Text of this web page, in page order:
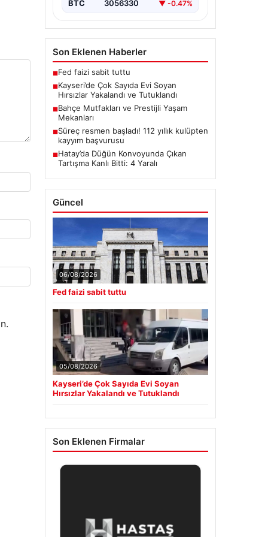
BTC 3056330 ▼ -0.47%
Son Eklenen Haberler
■Fed faizi sabit tuttu
■Kayseri’de Çok Sayıda Evi Soyan
Hırsızlar Yakalandı ve Tutuklandı
■Bahçe Mutfakları ve Prestijli Yaşam
Mekanları
■Süreç resmen başladı! 112 yıllık kulüpten
kayyım başvurusu
■Hatay’da Düğün Konvoyunda Çıkan
Tartışma Kanlı Bitti: 4 Yaralı
Güncel
06/08/2026
Fed faizi sabit tuttu
05/08/2026
Kayseri’de Çok Sayıda Evi Soyan
Hırsızlar Yakalandı ve Tutuklandı
Son Eklenen Firmalar